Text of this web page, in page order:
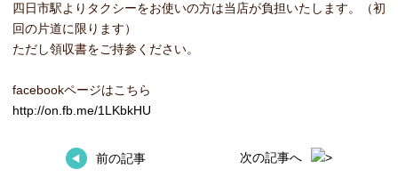
四日市駅よりタクシーをお使いの方は当店が負担いたします。（初
回の片道に限ります）
ただし領収書をご持参ください。
facebookページはこちら
http://on.fb.me/1LKbkHU
前の記事 次の記事へ